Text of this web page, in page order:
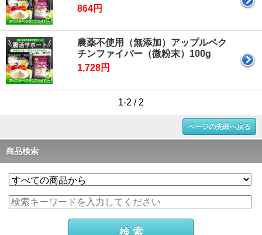
864円
農薬不使用（無添加）アップルペク
チンファイバー（微粉末）100g
1,728円
1-2 / 2
ページの先頭へ戻る
商品検索